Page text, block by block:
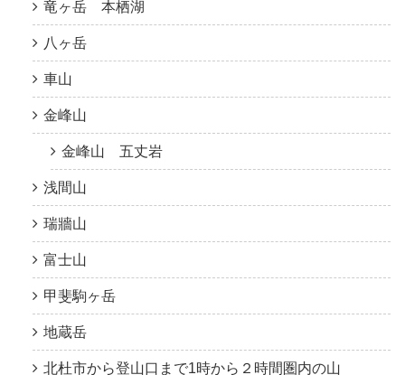
竜ヶ岳 本栖湖
八ヶ岳
車山
金峰山
金峰山 五丈岩
浅間山
瑞牆山
富士山
甲斐駒ヶ岳
地蔵岳
北杜市から登山口まで1時から２時間圏内の山